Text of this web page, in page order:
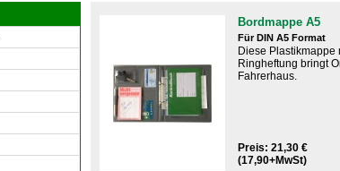
Bordmappe A5
Für DIN A5 Format
Diese Plastikmappe
Ringheftung bringt
Fahrerhaus.
Preis: 21,30 €
(17,90+MwSt)